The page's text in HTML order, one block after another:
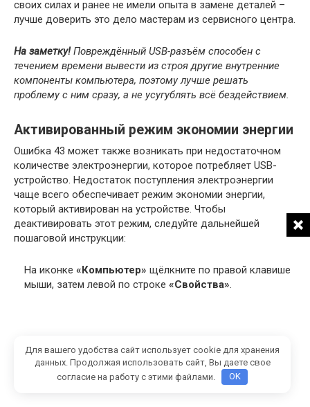
своих силах и ранее не имели опыта в замене деталей –
лучше доверить это дело мастерам из сервисного центра.
На заметку!Повреждённый USB-разъём способен с
течением времени вывести из строя другие внутренние
компоненты компьютера, поэтому лучше решать
проблему с ним сразу, а не усугублять всё бездействием.
Активированный режим экономии энергии
Ошибка 43 может также возникать при недостаточном
количестве электроэнергии, которое потребляет USB-
устройство. Недостаток поступления электроэнергии
чаще всего обеспечивает режим экономии энергии,
который активирован на устройстве. Чтобы
деактивировать этот режим, следуйте дальнейшей
пошаговой инструкции:
На иконке «Компьютер» щёлкните по правой клавише
мыши, затем левой по строке «Свойства».
Для вашего удобства сайт использует cookie для хранения
данных. Продолжая использовать сайт, Вы даете свое
согласие на работу с этими файлами.
OK